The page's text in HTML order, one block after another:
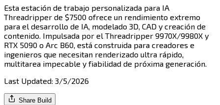
Esta estación de trabajo personalizada para IA
Threadripper de $7500 ofrece un rendimiento extremo
para el desarrollo de IA, modelado 3D, CAD y creación de
contenido. Impulsada por el Threadripper 9970X/9980X y
RTX 5090 o Arc B60, está construida para creadores e
ingenieros que necesitan renderizado ultra rápido,
multitarea impecable y fiabilidad de próxima generación.​​​​‌ ‍ ​‍​‍‌‍ ‌ ​‍‌‍‍‌‌‍‌ ‌‍‍‌‌‍ ‍​‍​‍​ ‍‍​‍​‍‌ ​ ‌‍​‌‌‍ ‍‌‍‍‌‌ ‌​‌ ‍‌​‍ ‍‌‍‍‌‌‍ ​‍​‍​‍ ​​‍​‍‌‍‍​‌ ​‍‌‍‌‌‌‍‌‍​‍​‍​ ‍‍​‍​‍​‍ ‌‍​‌‌‍‌​‌‍ ‌‌‍‍‌‌‍ ‍​‍ ‌‍‍‌‌‍ ‍‌ ‌​‌‍‌‌‌‍ ‍‌ ‌​​‍ ‌‍‌‌‌‍‌​‌‍‍‌‌ ‌​​‍ ‌‍ ‌‌‍ ‌‍‌​‌‍‌‌​ ‌‌ ​​‌ ​‍‌‍‌‌‌ ​ ‌‍‌‌‌‍ ‍‌ ‌​‌‍​‌‌ ‌​‌‍‍‌‌‍ ‌‍ ‍​ ‍ ‌‍‍‌‌‍‌​​ ‌​ ‌ ​ ​ ‌‍‌‌​ ​ ​ ‌​‌‍‌‌​ ‌‍​ ‌‍​‍ ‌​ ‌‌​ ‌‌​ ‌ ​ ​​​‍ ‌​ ‌​​ ‌‍‌‍​ ‌‍​‍​‍ ‌‌‍​‍‌‍‌‍​ ‍​​ ‌ ​‍ ‌​ ​‍‌‍​ ​ ‌‌​ ‌​​ ‍‌​ ‌‌‌‍‌​​ ​ ​ ‌ ​ ‍​​ ‌‍​ ‌​​ ‍ ‌ ‌​‌ ‍‌‌ ​​‌‍‌‌​ ‌‌‍​‍‌ ‌‌‌‍‍‌‌‍ ​‌‍‌​​ ‍ ‌ ​​‌‍​‌‌ ‌​‌‍‍​​ ‌‌‍‍‌​ ​‌​ ‍​‌‍ ‍‌‌ ‌ ​ ‌‍‍​‌‍ ‌ ​‍‌ ‌​‌‌ ‌‍‌​‌‍‌‌‌ ​ ‌‍​ ​‍‌‌​ ‌‌‌​​‍‌‌ ‌‍‍ ‌‍‌‌‌ ‍‌​‍‌‌​ ​ ‌​‌​​‍‌‌​ ​ ‌​‌​​‍‌‌​ ​‍​ ​‍‌‍‌‌‌ ​ ​‍‌‌​ ​‍​ ​‍​‍‌‌​ ‌‌‌​‌​​‍ ‍‌ ‌‍‌‍​‌‌‍ ​‌ ‌‌‌‍‌‌​‍‌‌​ ‌‌‌​​‍‌‌ ‌‍‍ ‌‍‌‌‌ ‍‌​‍‌‌​ ​ ‌​‌​​‍‌‌​ ​ ‌​‌​​‍‌‌​ ​‍​ ​‍‌‍​‌​ ​‌‌‍​ ​ ‌‌‌‍​‌‌‍​‍​ ‍​​ ​ ‌‍​ ​ ‍‌​ ‌‌‌‍​ ​‍‌‌​ ​‍​ ​‍​‍‌‌​ ‌‌‌​‌​​‍ ‍‌‍​ ‌‍‍​‌‍‍‌‌‍ ​‌‍‌​‌ ​‍‌‍‌‌‌‍ ‍​‍‌‌​ ‌‌‌​​‍‌‌ ‌‍‍ ‌‍‌‌‌ ‍‌​‍‌‌​ ​ ‌​‌​​‍‌‌​ ​ ‌​‌​​‍‌‌​ ​‍​ ​‍​ ‌ ​ ​​​ ​‌‌‍‌‌‌‍‌‌​ ​​‌‍​‍‌‍‌​​ ​‍​ ‌​​ ​‌‌‍‌‌​‍‌‌​ ​‍​ ​‍​‍‌‌​ ‌‌‌​‌​​‍ ‍‌ ‌​‌‍‌‌‌ ‍​‌ ‌​​ ‌‍​‍‌‍​‌‌ ​ ‌‍‌‌‌‌‌‌‌ ​‍‌‍ ​​ ‌​‍‌‌​ ​‍‌​‌‍‌‍​‌‌‍‌​‌‍ ‌‌‍‍‌‌‍ ‍​‍‌‍‌‍‍‌‌‍‌​​ ‌​ ‌ ​ ​ ‌‍‌‌​ ​ ​ ‌​‌‍‌‌​ ‌‍​ ‌‍​‍ ‌​ ‌‌​ ‌‌​ ‌ ​ ​​​‍ ‌​ ‌​​ ‌‍‌‍​ ‌‍​‍​‍ ‌‌‍​‍‌‍‌‍​ ‍​​ ‌ ​‍ ‌​ ​‍‌‍​ ​ ‌‌​ ‌​​ ‍‌​ ‌‌‌‍‌​​ ​ ​ ‌ ​ ‍​​ ‌‍​ ‌​​‍‌‍‌ ‌​‌ ‍‌‌ ​​‌‍‌‌​ ‌‌‍​‍‌ ‌‌‌‍‍‌‌‍ ​‌‍‌​​‍‌‍‌ ​​‌‍​‌‌ ‌​‌‍‍​​ ‌‌‍‍‌​ ​‌​ ‍​‌‍ ‍‌‌ ‌ ​ ‌‍‍​‌‍ ‌ ​‍‌ ‌​‌‌ ‌‍‌​‌‍‌‌‌ ​ ‌‍​ ​‍‌‌​ ‌‌‌​​‍‌‌ ‌‍‍ ‌‍‌‌‌ ‍‌​‍‌‌​ ​ ‌​‌​​‍‌‌​ ​ ‌​‌​​‍‌‌​ ​‍​ ​‍‌‍‌‌‌ ​ ​‍‌‌​ ​‍​ ​‍​‍‌‌​ ‌‌‌​‌​​‍ ‍‌ ‌‍‌‍​‌‌‍ ​‌ ‌‌‌‍‌‌​‍‌‌​ ‌‌‌​​‍‌‌ ‌‍‍ ‌‍‌‌‌ ‍‌​‍‌‌​ ​ ‌​‌​​‍‌‌​ ​ ‌​‌​​‍‌‌​ ​‍​ ​‍‌‍​‌​ ​‌‌‍​ ​ ‌‌‌‍​‌‌‍​‍​ ‍​​ ​ ‌‍​ ​ ‍‌​ ‌‌‌‍​ ​‍‌‌​ ​‍​ ​‍​‍‌‌​ ‌‌‌​‌​​‍ ‍‌‍​ ‌‍‍​‌‍‍‌‌‍ ​‌‍‌​‌ ​‍‌‍‌‌‌‍ ‍​‍‌‌​ ‌‌‌​​‍‌‌ ‌‍‍ ‌‍‌‌‌ ‍‌​‍‌‌​ ​ ‌​‌​​‍‌‌​ ​ ‌​‌​​‍‌‌​ ​‍​ ​‍​ ‌ ​ ​​​ ​‌‌‍‌‌‌‍‌‌​ ​​‌‍​‍‌‍‌​​ ​‍​ ‌​​ ​‌‌‍‌‌​‍‌‌​ ​‍​ ​‍​‍‌‌​ ‌‌‌​‌​​‍ ‍‌ ‌​‌‍‌‌‌ ‍​‌ ‌​​‍‌‍‌ ​​‌‍‌‌‌ ​‍‌ ​ ‌ ​​‌‍‌‌‌‍​ ‌ ‌​‌‍‍‌‌ ‌‍‌‍‌‌​ ‌‌ ​​‌ ‌‌‌‍​‍‌‍ ​‌‍‍‌‌ ​ ‌‍‍​‌‍‌‌‌‍‌​​‍​‍‌ ‌
Last Updated: 3/5/2026
Share Build